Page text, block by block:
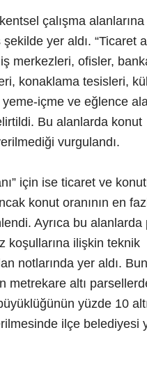
çalışma
yer aldı. “Ticaret
merkezleri, ofisler,
konaklama tesisleri,
içme ve eğlence
Bu alanlarda konut
vurgulandı.
için ise ticaret ve
konut oranının en
Ayrıca bu alanlarda
koşullarına ilişkin teknik
notlarında yer aldı.
metrekare altı
yüzde 10
ilçe belediyesi